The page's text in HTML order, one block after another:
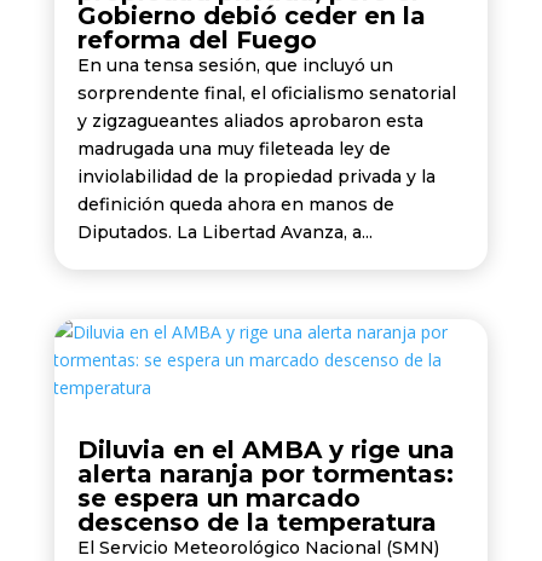
Gobierno debió ceder en la
reforma del Fuego
En una tensa sesión, que incluyó un
sorprendente final, el oficialismo senatorial
y zigzagueantes aliados aprobaron esta
madrugada una muy fileteada ley de
inviolabilidad de la propiedad privada y la
definición queda ahora en manos de
Diputados. La Libertad Avanza, a...
Diluvia en el AMBA y rige una
alerta naranja por tormentas:
se espera un marcado
descenso de la temperatura
El Servicio Meteorológico Nacional (SMN)